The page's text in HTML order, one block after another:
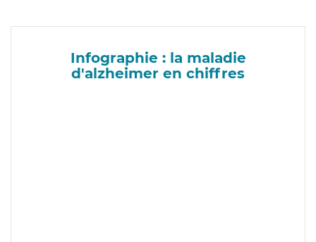
Infographie : la maladie
d'alzheimer en chiffres